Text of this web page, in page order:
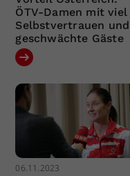
ÖTV-Damen mit viel
Selbstvertrauen und
geschwächte Gäste
06.11.2023